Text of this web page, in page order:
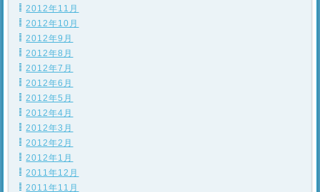
2012年11月
2012年10月
2012年9月
2012年8月
2012年7月
2012年6月
2012年5月
2012年4月
2012年3月
2012年2月
2012年1月
2011年12月
2011年11月